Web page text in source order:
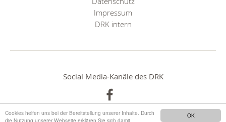
OK
Cookies helfen uns bei der Bereitstellung unserer Inhalte. Durch
die Nutzung unserer Webseite erklären Sie sich damit
Impressum
DRK intern
Social Media-Kanäle des DRK